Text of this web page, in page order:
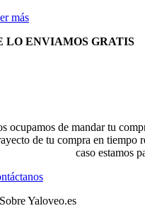
más
LO ENVIAMOS GRATIS
ocupamos de mandar tu
de tu compra en tiempo
caso estamos
Sobre Yaloveo.es